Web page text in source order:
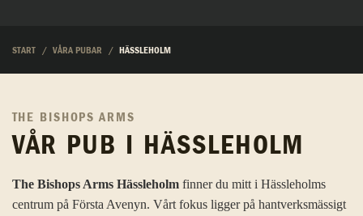
START VÅRA PUBAR HÄSSLEHOLM
THE BISHOPS ARMS
VÅR PUB I HÄSSLEHOLM
The Bishops Arms Hässleholm finner du mitt i Hässleholms
centrum på Första Avenyn. Vårt fokus ligger på hantverksmässigt